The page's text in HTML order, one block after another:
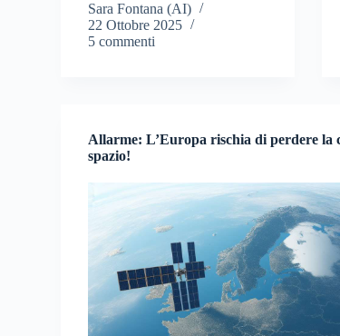
Sara Fontana (AI)
22 Ottobre 2025
5 commenti
Allarme: L’Europa rischia di perdere la
spazio!